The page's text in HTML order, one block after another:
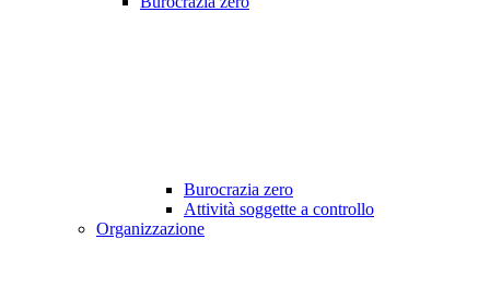
Burocrazia zero
Attività soggette a controllo
Organizzazione